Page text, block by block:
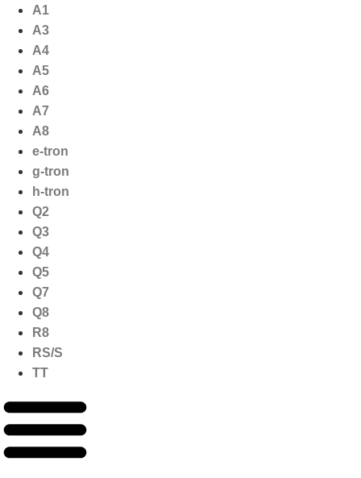
naar
inhoud
A1
A3
A4
A5
A6
A7
A8
e-tron
g-tron
h-tron
Q2
Q3
Q4
Q5
Q7
Q8
R8
RS/S
TT